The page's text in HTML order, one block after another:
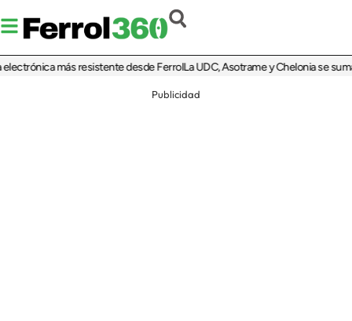
más resistente desde FerrolLa UDC, Asotrame y Chelonia se suman
Publicidad